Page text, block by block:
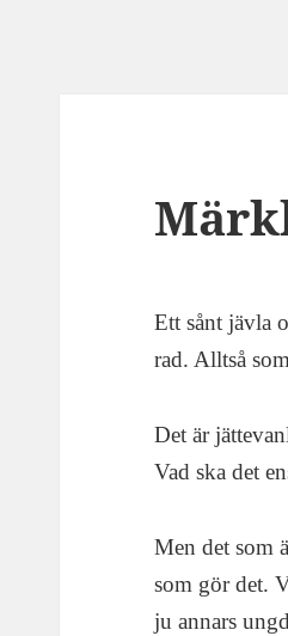
Ett sånt jävla
rad. Alltså
Det är
Vad ska det
Men det som
som gör det.
ju annars